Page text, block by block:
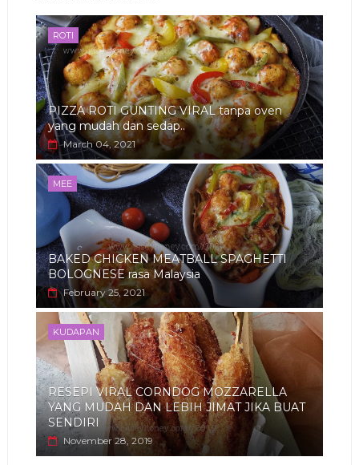
ROTI
PIZZA ROTI GUNTING VIRAL tanpa oven
yang mudah dan sedap..
March 04, 2021
MEE
BAKED CHICKEN MEATBALL SPAGHETTI
BOLOGNESE rasa Malaysia
February 25, 2021
KUDAPAN
RESEPI VIRAL CORNDOG MOZZARELLA
YANG MUDAH DAN LEBIH JIMAT JIKA BUAT
SENDIRI
November 28, 2019